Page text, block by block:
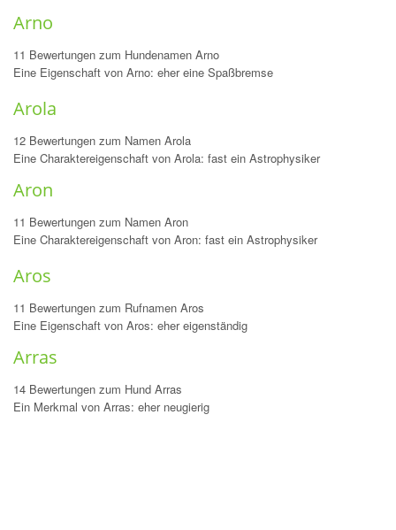
Arno
11 Bewertungen zum Hundenamen Arno
Eine Eigenschaft von Arno: eher eine Spaßbremse
Arola
12 Bewertungen zum Namen Arola
Eine Charaktereigenschaft von Arola: fast ein Astrophysiker
Aron
11 Bewertungen zum Namen Aron
Eine Charaktereigenschaft von Aron: fast ein Astrophysiker
Aros
11 Bewertungen zum Rufnamen Aros
Eine Eigenschaft von Aros: eher eigenständig
Arras
14 Bewertungen zum Hund Arras
Ein Merkmal von Arras: eher neugierig